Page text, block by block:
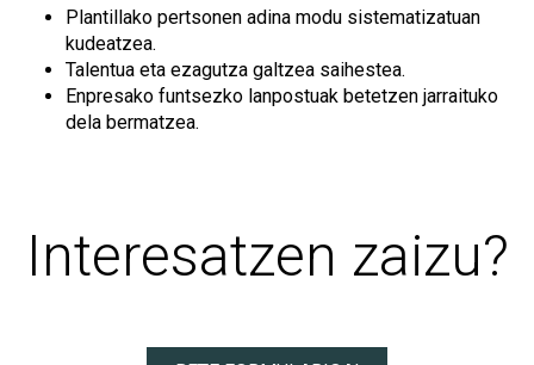
Plantillako pertsonen adina modu sistematizatuan
kudeatzea.
Talentua eta ezagutza galtzea saihestea.
Enpresako funtsezko lanpostuak betetzen jarraituko
dela bermatzea.
Interesatzen zaizu?